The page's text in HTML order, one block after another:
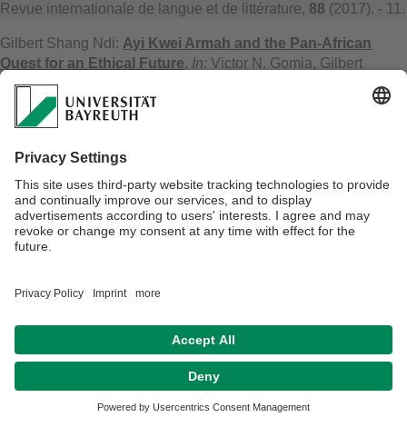
Revue internationale de langue et de littérature, 88 (2017). - 11.
Gilbert Shang Ndi: Ayi Kwei Armah and the Pan-African
Quest for an Ethical Future. In: Victor N. Gomia, Gilbert
Shang Ndi (Hrsg.): Re-writing Pasts, Imagining Futures :
Critical Explorations of Contemporary African Fiction and
Theater. - Denver : Spears Media Press, 2017. - S. 111-124.
Ute Fendler:CréACTulation - création, actualité, fabulation
In:Ijjou Cheikh Moussa, Maroua El Naggare, Aminata Cécile
Mbaye, Youssef Wahboun (Hrsg.): Création et actualité en
Afrique. - Rabat : Faculté des Lettres et des Sciences
Humaines de Rabat, 2017. - S. 23-37.
Mbaye, Youssef Wahboun:
Mbaye, Youssef Wahboun (Hrsg.). - Rabat : Faculté des Lettres
et des Sciences Humaines de Rabat - BIGSAS, 2017. - 294 S.
Ute Fendler:The Ecos of Icons.In:Katharina Fink, Susanne
Gehrhard, Nadine Siegert (Hrsg.): FAVT: Future Africa Visions